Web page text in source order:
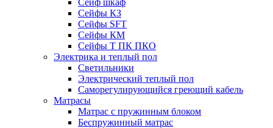
Сейф шкаф
Сейфы КЗ
Сейфы SFT
Сейфы КМ
Сейфы Т ПК ПКО
Электрика и теплый пол
Светильники
Электрический теплый пол
Саморегулирующийся греющий кабель
Матрасы
Матрас с пружинным блоком
Беспружинный матрас